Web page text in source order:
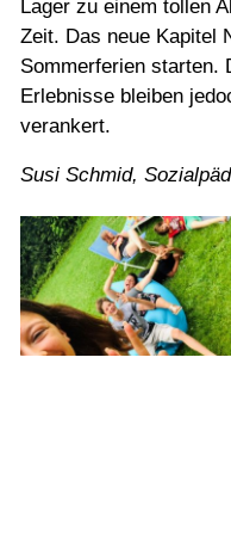
Lager zu einem tollen
Zeit. Das neue Kapitel
Sommerferien starten.
Erlebnisse bleiben
verankert.
Susi Schmid,